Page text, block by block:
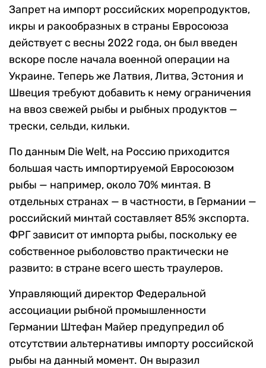
Запрет на импорт российских морепродуктов,
икры и ракообразных в страны Евросоюза
действует с весны 2022 года, он был введен
вскоре после начала военной операции на
Украине. Теперь же Латвия, Литва, Эстония и
Швеция требуют добавить к нему ограничения
на ввоз свежей рыбы и рыбных продуктов —
трески, сельди, кильки.
По данным Die Welt, на Россию приходится
большая часть импортируемой Евросоюзом
рыбы — например, около 70% минтая. В
отдельных странах — в частности, в Германии —
российский минтай составляет 85% экспорта.
ФРГ зависит от импорта рыбы, поскольку ее
собственное рыболовство практически не
развито: в стране всего шесть траулеров.
Управляющий директор Федеральной
ассоциации рыбной промышленности
Германии Штефан Майер предупредил об
отсутствии альтернативы импорту российской
рыбы на данный момент. Он выразил